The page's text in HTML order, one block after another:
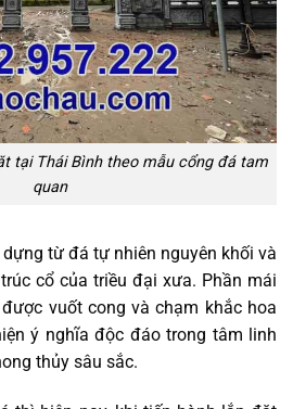
tại Thái Bình theo mẫu cổng đá tam
quan
từ đá tự nhiên nguyên khối và
cổ của triều đại xưa. Phần mái
vuốt cong và chạm khắc hoa
ý nghĩa độc đáo trong tâm linh
thủy sâu sắc.